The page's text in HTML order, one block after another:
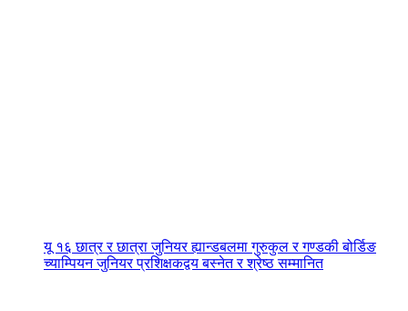
यू १६ छात्र र छात्रा जुनियर ह्यान्डबलमा गुरुकुल र गण्डकी बोर्डिङ
च्याम्पियन जुनियर प्रशिक्षकद्वय बस्नेत र श्रेष्ठ सम्मानित